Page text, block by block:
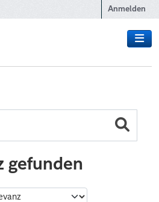
Anmelden
gefunden